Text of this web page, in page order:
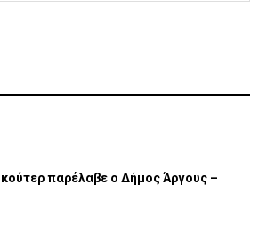
παρέλαβε o Δήμος Άργους –